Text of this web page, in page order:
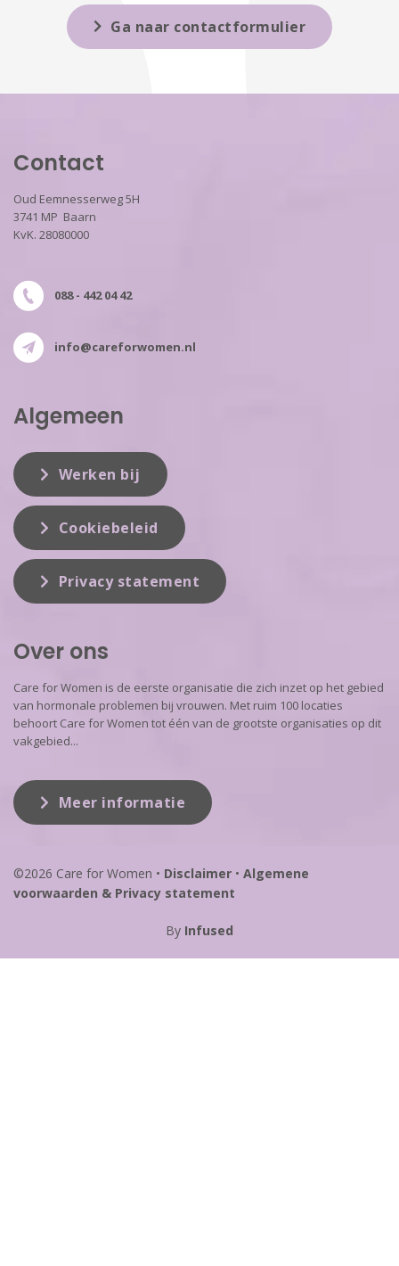
Ga naar contactformulier
Contact
Oud Eemnesserweg 5H
3741 MP Baarn
KvK. 28080000
088 - 442 04 42
info@careforwomen.nl
Algemeen
Werken bij
Cookiebeleid
Privacy statement
Over ons
Care for Women is de eerste organisatie die zich inzet op het gebied
van hormonale problemen bij vrouwen. Met ruim 100 locaties
behoort Care for Women tot één van de grootste organisaties op dit
vakgebied...
Meer informatie
©2026 Care for Women • Disclaimer • Algemene
voorwaarden & Privacy statement
By Infused